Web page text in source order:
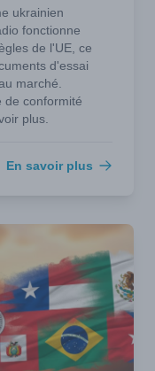
ukrainien
fonctionne
de l'UE, ce
d'essai
marché.
de conformité
plus.
En savoir plus